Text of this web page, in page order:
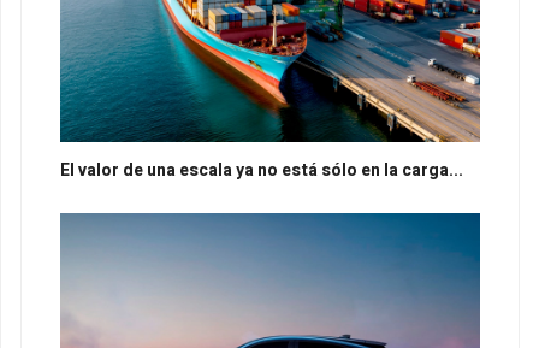
El valor de una escala ya no está sólo en la carga...